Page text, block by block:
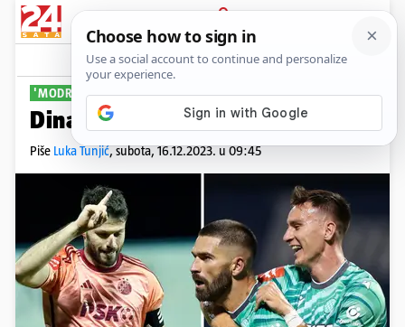
PRIJAVA
Sport Komentari
'MODRI' SU IZRAZITI FAVORITI
Dinamo je veliki favorit derbija!
Piše Luka Tunjić,subota, 16.12.2023. u 09:45